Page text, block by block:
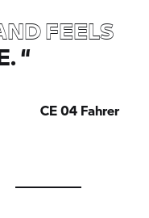
FEELS
“
CE 04Fahrer